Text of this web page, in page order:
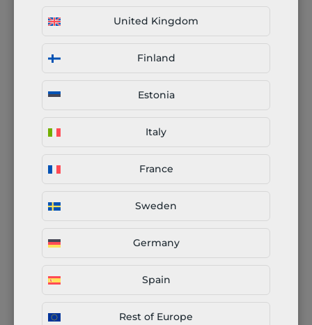
United Kingdom
Finland
Estonia
Italy
France
Sweden
Germany
Spain
Rest of Europe
Cos'è il taglio al plasma?
Scelta del metodo di
produzione connessa